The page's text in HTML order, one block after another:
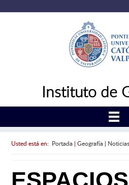
Instituto de
Usted está en: Portada| Geografía| Noticias